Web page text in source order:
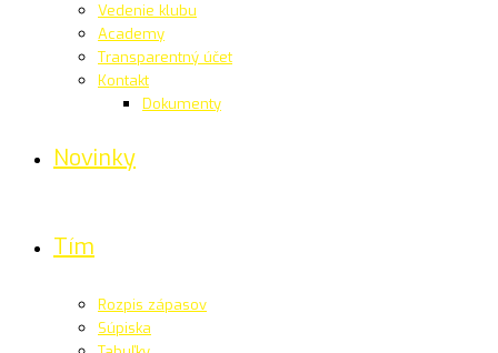
Vedenie klubu
Academy
Transparentný účet
Kontakt
Dokumenty
Novinky
Tím
Rozpis zápasov
Súpiska